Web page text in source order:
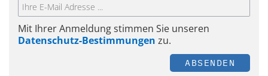
Mit Ihrer Anmeldung stimmen Sie unseren
Datenschutz-Bestimmungen zu.
ABSENDEN